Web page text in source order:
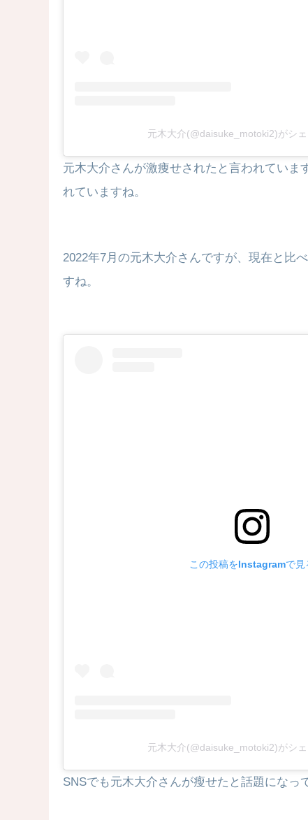
元木大介(@daisuke_motoki2)がシ
元木大介さんが激痩せされたと言われていま
れていますね。
2022年7月の元木大介さんですが、現在と比
すね。
この投稿をInstagramで見
元木大介(@daisuke_motoki2)がシ
SNSでも元木大介さんが瘦せたと話題になっ